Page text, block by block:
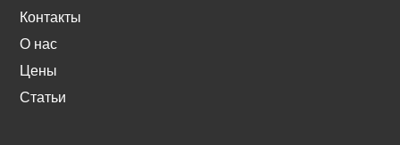
Контакты
О нас
Цены
Статьи